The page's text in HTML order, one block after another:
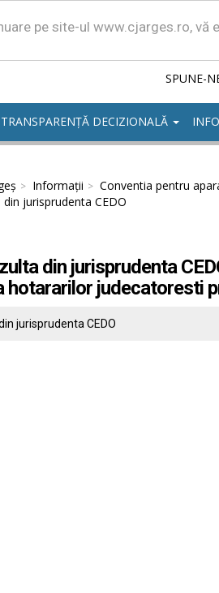
pe site-ul www.cjarges.ro, vă
SPUNE-
TRANSPARENȚĂ DECIZIONALĂ
Informații
Conventia pentru
jurisprudenta CEDO
din jurisprudenta
hotararilor judecatoresti
jurisprudenta CEDO